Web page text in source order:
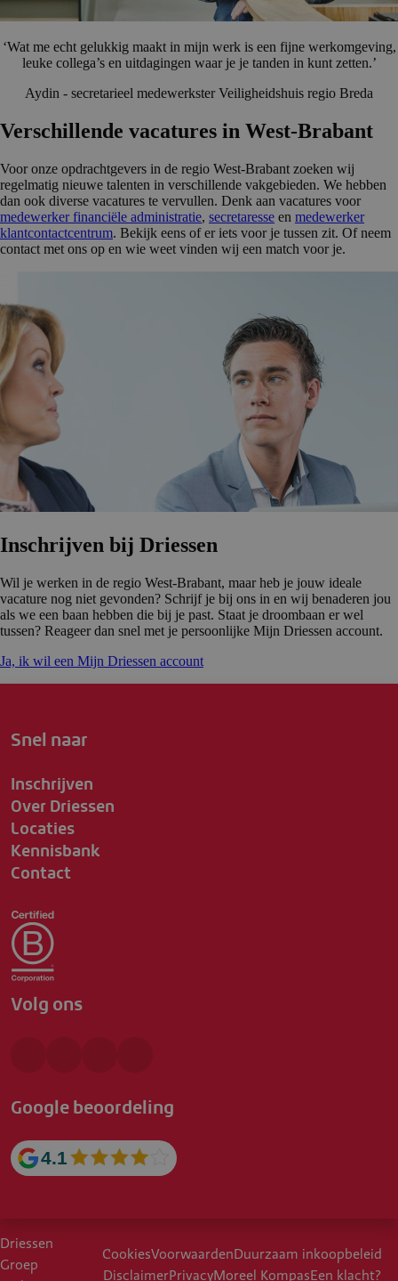
‘Wat me echt gelukkig maakt in mijn werk is een fijne werkomgeving,
leuke collega’s en uitdagingen waar je je tanden in kunt zetten.’
Aydin - secretarieel medewerkster Veiligheidshuis regio Breda
Verschil­lende vacatures in West-Brabant
Voor onze opdrachtgevers in de regio West-Brabant zoeken wij
regelmatig nieuwe talenten in verschillende vakgebieden. We hebben
dan ook diverse vacatures te vervullen. Denk aan vacatures voor
medewerker financiële administratie, secretaresse en medewerker
klantcontactcentrum. Bekijk eens of er iets voor je tussen zit. Of neem
contact met ons op en wie weet vinden wij een match voor je.
Inschrijven bij Driessen
Wil je werken in de regio West-Brabant, maar heb je jouw ideale
vacature nog niet gevonden? Schrijf je bij ons in en wij benaderen jou
als we een baan hebben die bij je past. Staat je droombaan er wel
tussen? Reageer dan snel met je persoonlijke Mijn Driessen account.
Ja, ik wil een Mijn Driessen account
Snel naar
Inschrijven
Over Driessen
Locaties
Kennisbank
Contact
Volg ons
Google beoordeling
4.1
Driessen
Groep
CookiesVoorwaardenDuurzaam inkoopbeleid
DisclaimerPrivacyMoreel KompasEen klacht?